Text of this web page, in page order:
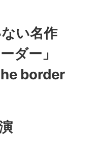
ない名作
ダー」
border
演